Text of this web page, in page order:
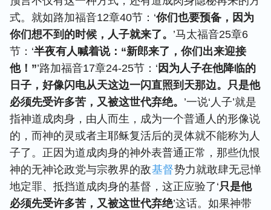
式。就如路加福音12章40节：‘你们也要预备，因为
你们想不到的时候，人子就来了。 ’马太福音25章6
节：‘半夜有人喊着说：“新郎来了，你们出来迎接
他！”’路加福音17章24-25节：‘ 因为人子在他降临的
日子，好像闪电从天这边一闪直照到天那边。只是他
必须先受许多苦，又被这世代弃绝。 ’一说‘人子’就是
指神道成肉身，由人而生，成为一个普通人的形像说
的，而神的灵或者主耶稣复活后的灵体就不能称为人
子了。正因为道成肉身的神外表普通正常，那些仇恨
神的无神论政党与宗教界的敌基督势力就敢肆无忌惮
地定罪、抵挡道成肉身的基督，这正应验了‘只是他
必须先受许多苦，又被这世代弃绝’这话。如果神带